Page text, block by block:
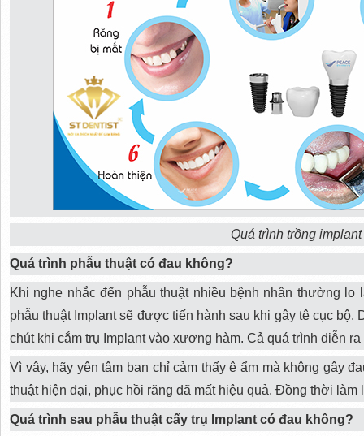
Quá trình trồng implant
Quá trình phẫu thuật có đau không?
Khi nghe nhắc đến phẫu thuật nhiều bệnh nhân thường lo
phẫu thuật Implant sẽ được tiến hành sau khi gây tê cục bộ.
chút khi cắm trụ Implant vào xương hàm. Cả quá trình diễn
Vì vậy, hãy yên tâm bạn chỉ cảm thấy ê ẩm mà không gây
thuật hiện đại, phục hồi răng đã mất hiệu quả. Đồng thời
Quá trình sau phẫu thuật cấy trụ Implant có đau không?